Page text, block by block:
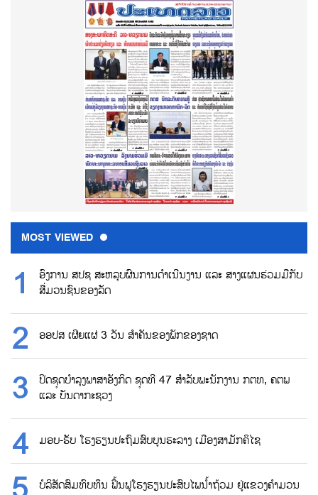
MOST VIEWED
ອົງການ ສປຊ ສະຫລຸບຜົນການດຳເນີນງານ ແລະ ສາງແຜນຮ່ວມມືກັບ
ສື່ມວນຊົນຂອງລັດ
ອອປສ ເຜີຍແຜ່ 3 ວັນ ສຳຄັນຂອງພັກຂອງຊາດ
ປິດຊຸດບຳລຸງພາສາອັງກິດ ຊຸດທີ 47 ສຳລັບພະນັກງານ ກຕທ, ຄຕພ
ແລະ ບັນດາກະຊວງ
ມອບ-ຮັບ ໂຮງຮຽນປະຖົມສົບບູນຮະລາງ ເມືອງສາມັກຄິໄຊ
ບໍລິສັດສົມທົບທຶນ ຟື້ນຟູໂຮງຮຽນປະສົບໄພນ້ຳຖ້ວມ ຢູ່ແຂວງຄຳມວນ